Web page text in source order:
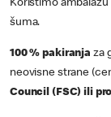
Koristimo
šuma.
100 % pakiranja za
neovisne strane
Council (FSC) ili